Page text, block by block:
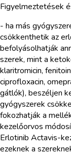
Figyelmeztetések
- ha más
csökkenthetik az
befolyásolhatják
szerek, mint a
klaritromicin,
ciprofloxacin,
gátlók), beszéljen
gyógyszerek
fokozhatják a
kezelőorvos
Erlotinib Actavis-
ezeknek a